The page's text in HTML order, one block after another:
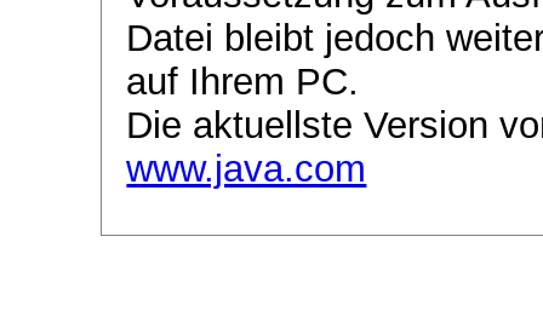
Datei bleibt jedoch
auf Ihrem PC.
Die aktuellste Version
www.java.com